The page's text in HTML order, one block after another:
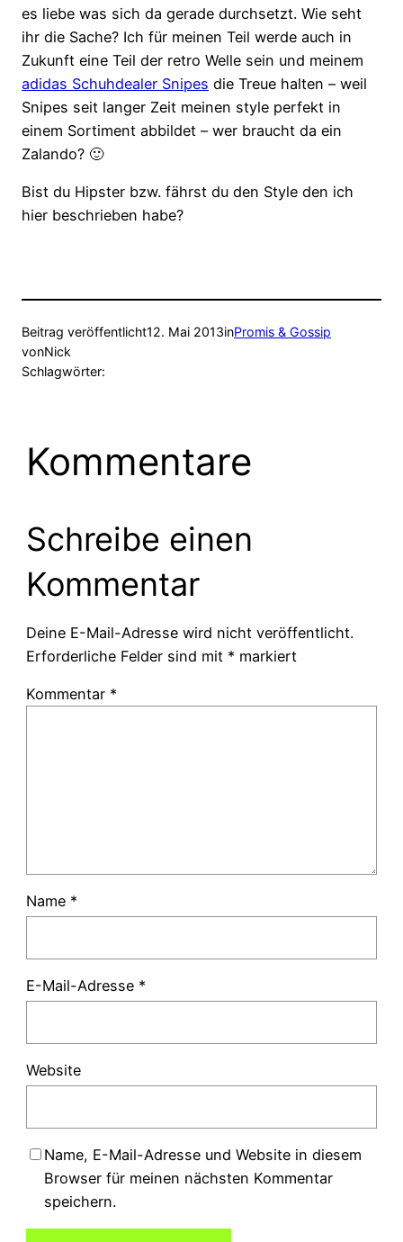
es liebe was sich da gerade durchsetzt. Wie seht
ihr die Sache? Ich für meinen Teil werde auch in
Zukunft eine Teil der retro Welle sein und meinem
adidas Schuhdealer Snipes die Treue halten – weil
Snipes seit langer Zeit meinen style perfekt in
einem Sortiment abbildet – wer braucht da ein
Zalando? 🙂
Bist du Hipster bzw. fährst du den Style den ich
hier beschrieben habe?
Beitrag veröffentlicht12. Mai 2013inPromis & Gossip
vonNick
Schlagwörter:
Kommentare
Schreibe einen
Kommentar
Deine E-Mail-Adresse wird nicht veröffentlicht.
Erforderliche Felder sind mit * markiert
Kommentar *
Name *
E-Mail-Adresse *
Website
Name, E-Mail-Adresse und Website in diesem
Browser für meinen nächsten Kommentar
speichern.